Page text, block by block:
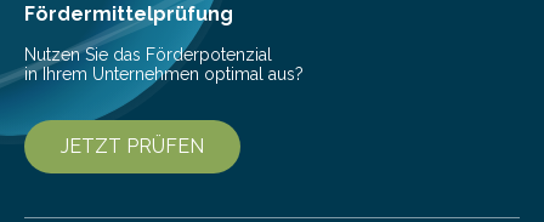
Campus und dem ÖPNV verbinden….
Fördermittelprüfung
Nutzen Sie das Förderpotenzial
in Ihrem Unternehmen optimal aus?
JETZT PRÜFEN